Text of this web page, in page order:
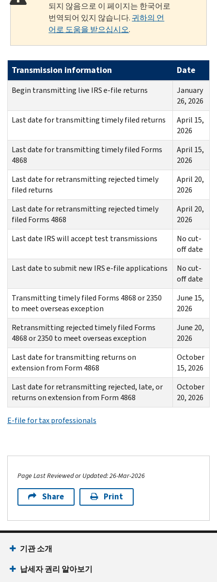
되지 않음으로 이 페이지는 한국어로
번역되어 있지 않습니다. 귀하의 언
어로 도움을 받으십시오.
Transmission information Date
Begin transmitting live IRS e-file returns
January
26, 2026
Last date for transmitting timely filed returns
April 15,
2026
Last date for transmitting timely filed Forms
4868
April 15,
2026
Last date for retransmitting rejected timely
filed returns
April 20,
2026
Last date for retransmitting rejected timely
filed Forms 4868
April 20,
2026
Last date IRS will accept test transmissions
No cut-
off date
Last date to submit new IRS e-file applications
No cut-
off date
Transmitting timely filed Forms 4868 or 2350
to meet overseas exception
June 15,
2026
Retransmitting rejected timely filed Forms
4868 or 2350 to meet overseas exception
June 20,
2026
Last date for transmitting returns on
extension from Form 4868
October
15, 2026
Last date for retransmitting rejected, late, or
returns on extension from Form 4868
October
20, 2026
E-file for tax professionals
Page Last Reviewed or Updated: 26-Mar-2026
Share Print
기관 소개
납세자 권리 알아보기